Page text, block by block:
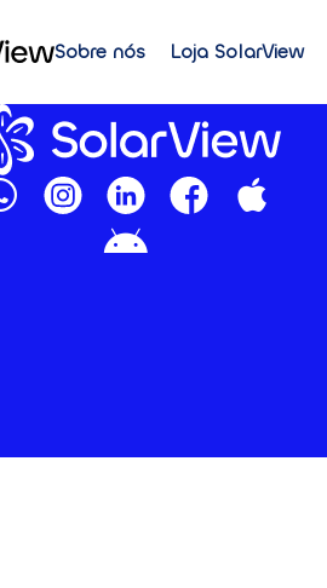
Sobre nós Loja SolarView